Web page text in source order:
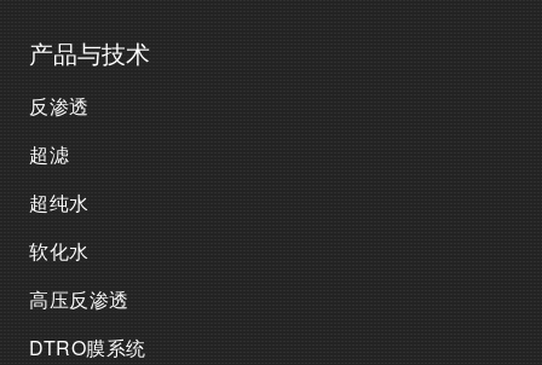
产品与技术
反渗透
超滤
超纯水
软化水
高压反渗透
DTRO膜系统